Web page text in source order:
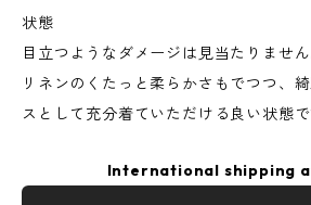
状態
目立つようなダメージは見当たりません
リネンのくたっと柔らかさもでつつ、
スとして充分着ていただける良い状態で
International shipping